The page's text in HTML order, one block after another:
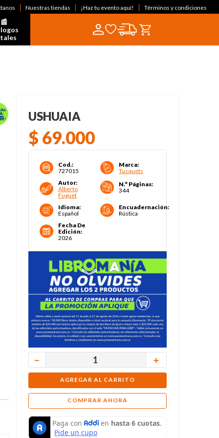
Nuestras tiendas ¡Haz tu evento aquí! Términos y condiciones
USHUAIA
$ 69.000
Cod.:
727015
Marca:
Tusquets
Autor:
Alberto
Fuguet
N.° Páginas:
344
Idioma:
Español
Encuadernación:
Rústica
Fecha De
Edición:
2026
＋
－
AGREGAR AL CARRITO
COMPRAR AHORA